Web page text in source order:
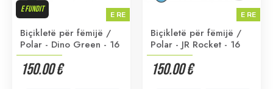
E FUNDIT
E RE
Biçikletë për fëmijë /
Polar - Dino Green - 16
150.00 €
E RE
Biçikletë për fëmijë /
Polar - JR Rocket - 16
150.00 €